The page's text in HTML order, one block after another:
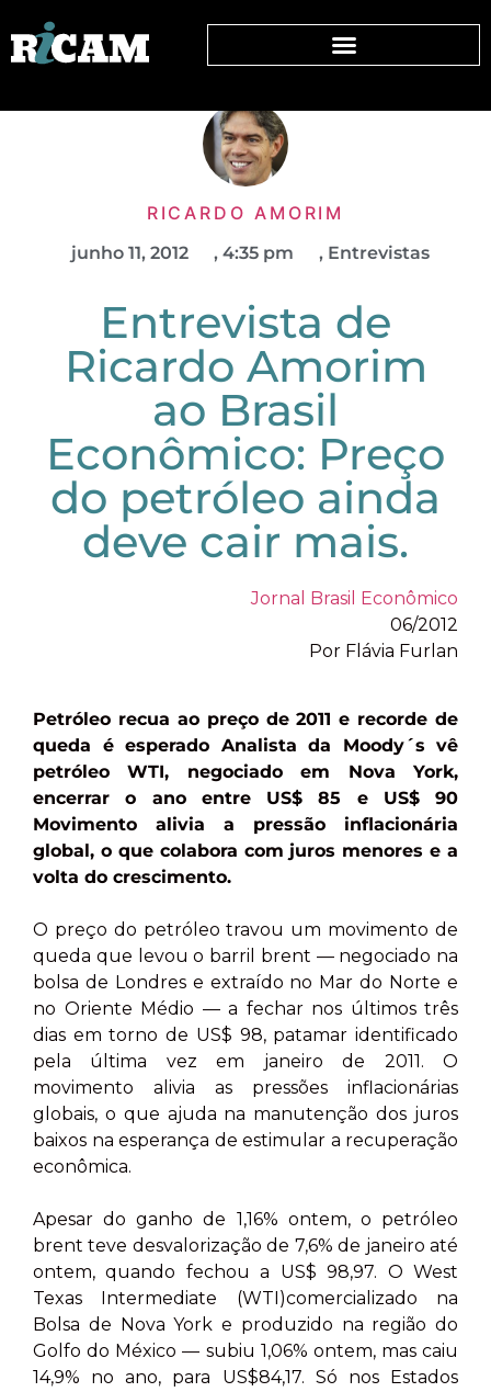
RICARDO AMORIM
junho 11, 2012 , 4:35 pm , Entrevistas
Entrevista de
Ricardo Amorim
ao Brasil
Econômico: Preço
do petróleo ainda
deve cair mais.
Jornal Brasil Econômico
06/2012
Por Flávia Furlan
Petróleo recua ao preço de 2011 e recorde de
queda é esperado Analista da Moody´s vê
petróleo WTI, negociado em Nova York,
encerrar o ano entre US$ 85 e US$ 90
Movimento alivia a pressão inflacionária
global, o que colabora com juros menores e a
volta do crescimento.
O preço do petróleo travou um movimento de
queda que levou o barril brent — negociado na
bolsa de Londres e extraído no Mar do Norte e
no Oriente Médio — a fechar nos últimos três
dias em torno de US$ 98, patamar identificado
pela última vez em janeiro de 2011. O
movimento alivia as pressões inflacionárias
globais, o que ajuda na manutenção dos juros
baixos na esperança de estimular a recuperação
econômica.
Apesar do ganho de 1,16% ontem, o petróleo
brent teve desvalorização de 7,6% de janeiro até
ontem, quando fechou a US$ 98,97. O West
Texas Intermediate (WTI)comercializado na
Bolsa de Nova York e produzido na região do
Golfo do México — subiu 1,06% ontem, mas caiu
14,9% no ano, para US$84,17. Só nos Estados